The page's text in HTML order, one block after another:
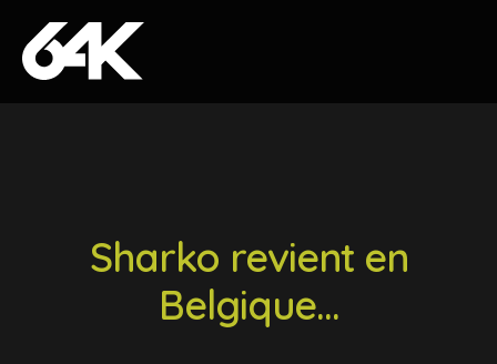
Skip to content
Sharko revient en
Belgique...